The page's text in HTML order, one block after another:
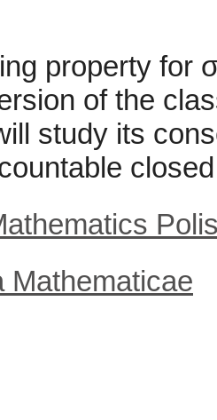
property for
of the
study its
Mathematicae